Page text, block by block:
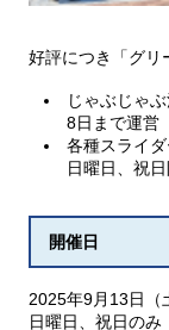
好評につき「グリ
じゃぶじゃ
8日まで運営
各種スライ
日曜日、祝日
開催日
2025年9月13日（
日曜日、祝日のみ